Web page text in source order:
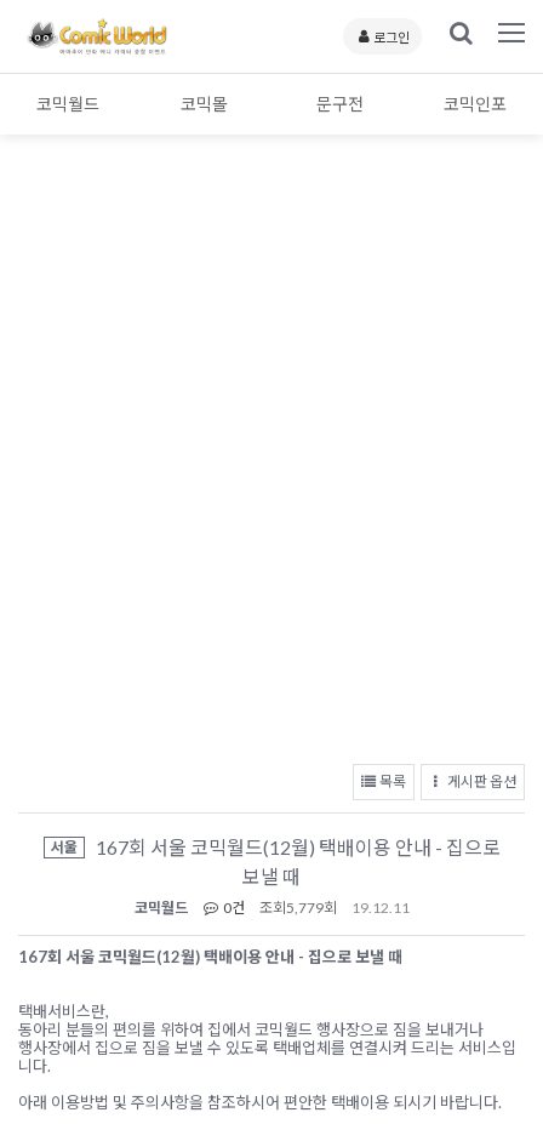
로그인
코믹월드 코믹몰 문구전 코믹인포
목록 게시판 옵션
서울
167회 서울 코믹월드(12월) 택배이용 안내 - 집으로
보낼 때
코믹월드 0건 조회 5,779회 19.12.11
167회 서울 코믹월드(12월)택배이용 안내 - 집으로 보낼 때
택배서비스란,
동아리 분들의 편의를 위하여 집에서 코믹월드 행사장으로 짐을 보내거나
행사장에서 집으로 짐을 보낼 수 있도록 택배업체를 연결시켜 드리는 서비스입
니다.
아래 이용방법 및 주의사항을 참조하시어 편안한 택배이용 되시기 바랍니다.